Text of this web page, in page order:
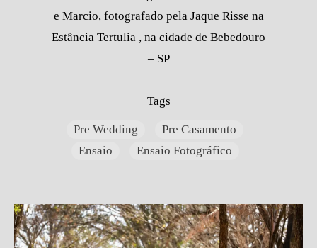
e Marcio, fotografado pela Jaque Risse na
Estância Tertulia , na cidade de Bebedouro
– SP
Tags
Pre Wedding
Pre Casamento
Ensaio
Ensaio Fotográfico